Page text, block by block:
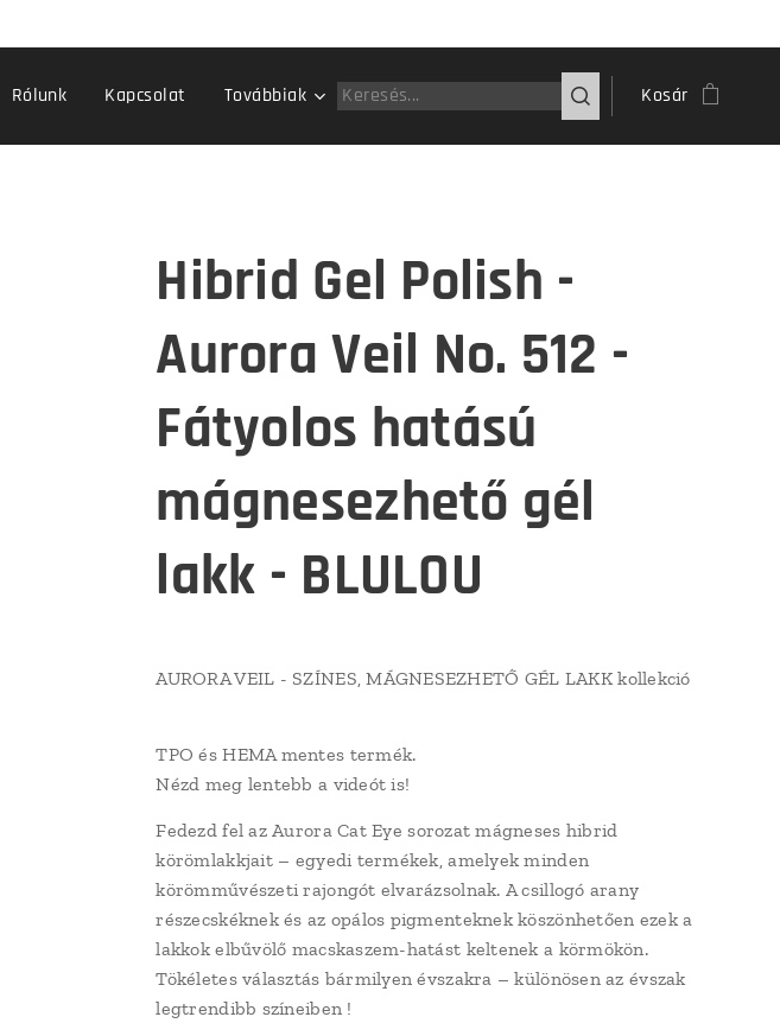
Rólunk Kapcsolat Továbbiak Kosár
Hibrid Gel Polish -
Aurora Veil No. 512 -
Fátyolos hatású
mágnesezhető gél
lakk - BLULOU
AURORA VEIL - SZÍNES, MÁGNESEZHETŐ GÉL LAKK kollekció
TPO és HEMA mentes termék.
Nézd meg lentebb a videót is!
Fedezd felaz Aurora Cat Eye sorozat mágneses hibrid
körömlakkjait– egyedi termékek, amelyek minden
körömművészeti rajongót elvarázsolnak. A csillogó arany
részecskéknek és az opálos pigmenteknekköszönhetően ezek a
lakkok elbűvölő macskaszem-hatást keltenek a körmökön.
Tökéletes választás bármilyen évszakra – különösenaz évszak
legtrendibb színeiben !